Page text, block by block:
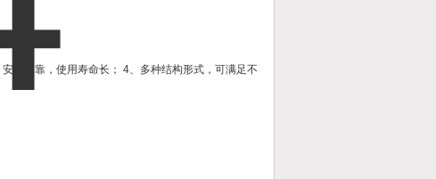
全可靠，使用寿命长； 4、多种结构形式，可满足不